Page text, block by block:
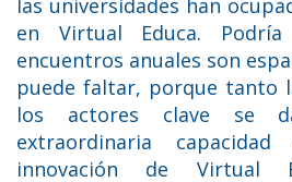
las universidades han
en Virtual Educa.
encuentros anuales son
puede faltar, porque tanto
los actores clave se
extraordinaria
innovación de Virtual